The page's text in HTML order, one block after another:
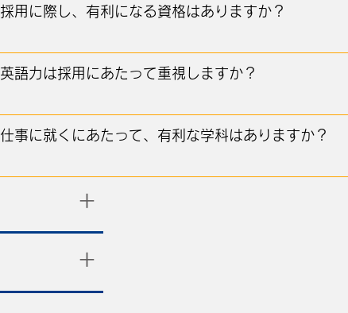
採用に際し、有利になる資格はありますか？
英語力は採用にあたって重視しますか？
仕事に就くにあたって、有利な学科はありますか？
​＋
​＋